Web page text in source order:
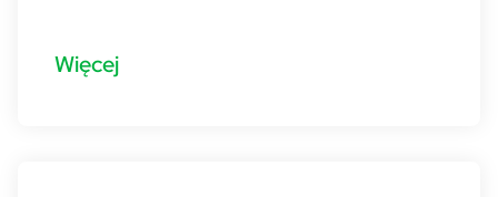
Więcej